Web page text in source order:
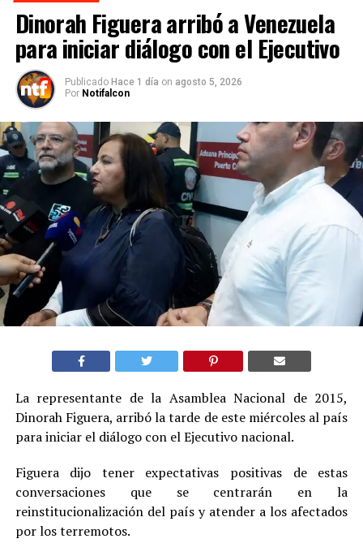
Dinorah Figuera arribó a Venezuela
para iniciar diálogo con el Ejecutivo
Publicado Hace 1 día on agosto 5, 2026
Por Notifalcon
La representante de la Asamblea Nacional de 2015,
Dinorah Figuera, arribó la tarde de este miércoles al país
para iniciar el diálogo con el Ejecutivo nacional.
Figuera dijo tener expectativas positivas de estas
conversaciones que se centrarán en la
reinstitucionalización del país y atender a los afectados
por los terremotos.